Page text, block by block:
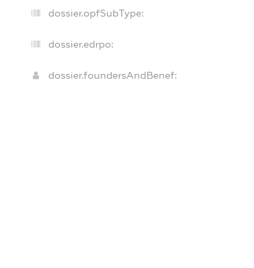
dossier.opfSubType:
dossier.edrpo:
dossier.foundersAndBenef: